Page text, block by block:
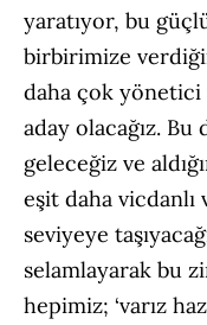
yaratıyor, bu
birbirimize
daha çok yönetici
aday olacağız.
geleceğiz ve
eşit daha
seviyeye
selamlayarak bu
hepimiz; ‘varız